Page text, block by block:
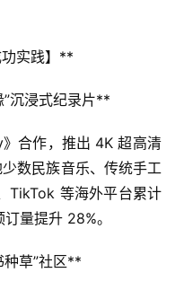
实践】**
沉浸式纪录片**
数民族音乐、传统手工
TikTok 等海外平台累计
订量提升 28%。
种草”社区**